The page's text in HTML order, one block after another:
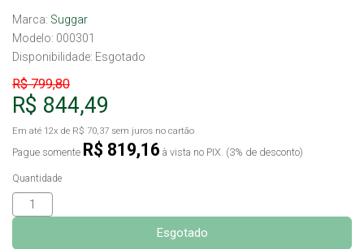
Marca: Suggar
Modelo: 000301
Disponibilidade: Esgotado
R$ 799,80
R$ 844,49
Em até 12x de R$ 70,37 sem juros no cartão
Pague somente R$ 819,16 à vista no PIX. (3% de desconto)
Quantidade
Esgotado